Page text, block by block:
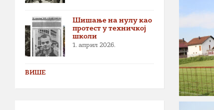
Шишање на нулу као
протест у техничкој
школи
1. април 2026.
ВИШЕ